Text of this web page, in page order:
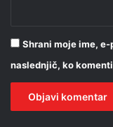
Shrani moje ime,
naslednjič, ko